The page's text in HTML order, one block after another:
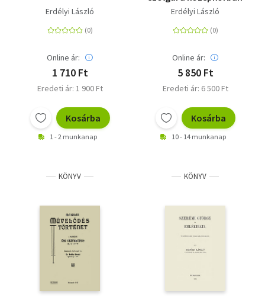
Erdélyi László
Online ár:
1 710 Ft
Eredeti ár: 1 900 Ft
Kosárba
1 - 2 munkanap
Erdélyi László
Online ár:
5 850 Ft
Eredeti ár: 6 500 Ft
Kosárba
10 - 14 munkanap
KÖNYV KÖNYV